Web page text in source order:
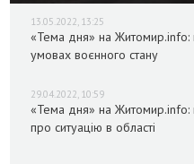
13.05.2022, 13:25
«Тема дня» на Житомир.info:
умовах воєнного стану
29.04.2022, 10:59
«Тема дня» на Житомир.info:
про ситуацію в області